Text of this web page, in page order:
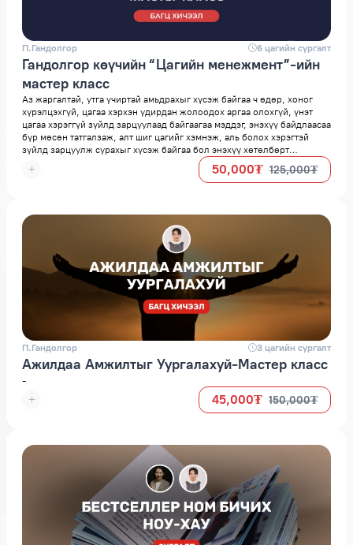
П.Гандолгор 6 цагийн сургалт
Гандолгор көүчийн “Цагийн менежмент”-ийн
мастер класс
Аз жаргалтай, утга учиртай амьдрахыг хүсэж байгаа ч өдөр, хоног
хүрэлцэхгүй, цагаа хэрхэн удирдан жолоодох аргаа олохгүй, үнэт
цагаа хэрэггүй зүйлд зарцуулаад байгаагаа мэддэг, энэхүү байдлаасаа
бүр мөсөн татгалзаж, алт шиг цагийг хэмнэж, аль болох хэрэгтэй
зүйлд зарцуулж сурахыг хүсэж байгаа бол энэхүү хөтөлбөрт
50,000₮ 125,000₮
П.Гандолгор 3 цагийн сургалт
Ажилдаа Амжилтыг Уургалахуй-Мастер класс
-
45,000₮ 150,000₮